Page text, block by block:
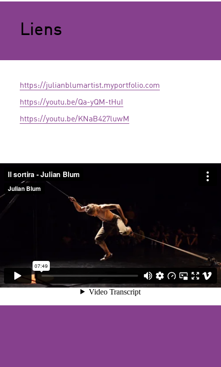
Liens
https://julianblumartist.myportfolio.com
https://youtu.be/Qa-yQM-tHuI
https://youtu.be/KNaB427luwM